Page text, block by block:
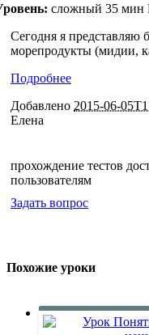
сложный 35 мин
Сегодня я представляю
морепродукты (мидии,
Подробнее
Добавлено 2015-06-
Елена
прохождение тестов
пользователям
Задать вопрос
Похожие уроки